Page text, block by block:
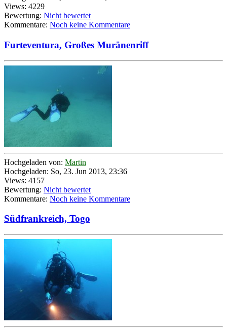
Views: 4229
Bewertung: Nicht bewertet
Kommentare: Noch keine Kommentare
Furteventura, Großes Muränenriff
Hochgeladen von: Martin
Hochgeladen: So, 23. Jun 2013, 23:36
Views: 4157
Bewertung: Nicht bewertet
Kommentare: Noch keine Kommentare
Südfrankreich, Togo